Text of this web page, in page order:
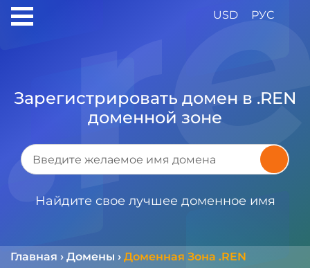
USD РУС
Зарегистрировать домен в .REN
доменной зоне
Найдите свое лучшее доменное имя
Главная › Домены › Доменная Зона .REN